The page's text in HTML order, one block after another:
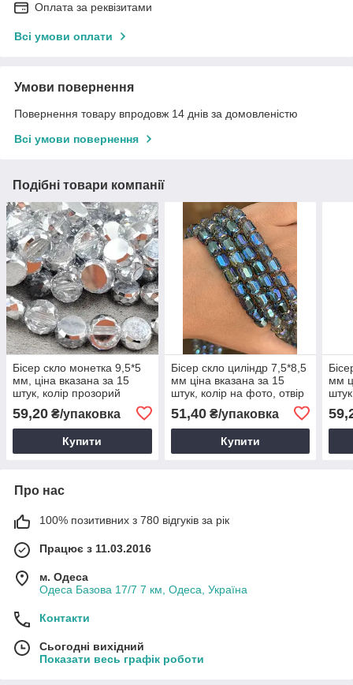
Оплата за реквізитами
Всі умови оплати
Умови повернення
Повернення товару впродовж 14 днів за домовленістю
Всі умови повернення
Подібні товари компанії
Бісер скло монетка 9,5*5
мм, ціна вказана за 15
штук, колір прозорий
сріблястий бік з АБ, отвір 1
мм.
59,20 ₴/упаковка
Купити
Бісер скло циліндр 7,5*8,5
мм ціна вказана за 15
штук, колір на фото, отвір
51,40₴/упаковка
Купити
мм
Про нас
100% позитивних з 780 відгуків за рік
Працює з 11.03.2016
м. Одеса
Одеса Базова 17/7 7 км, Одеса, Україна
Контакти
Сьогодні вихідний
Показати весь графік роботи